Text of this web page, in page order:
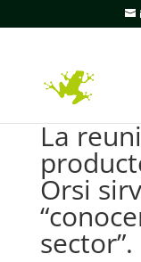
La
Orsi
sector”.